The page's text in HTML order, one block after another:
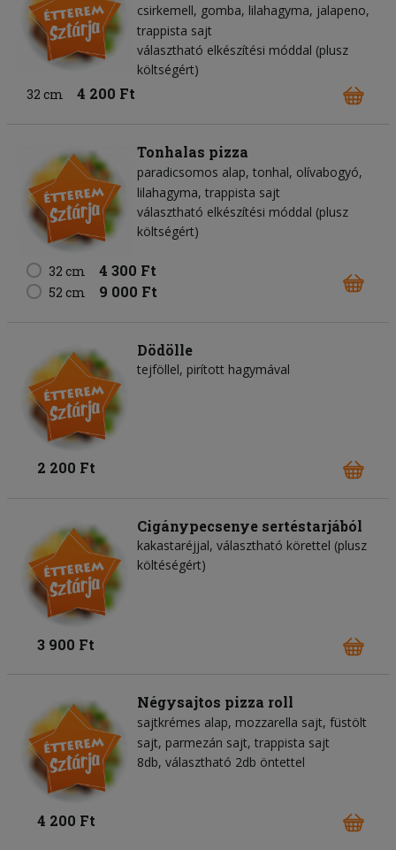
csirkemell gomba lilahagyma jalapeno
trappista sajt
választható elkészítési móddal (plusz
költségért)
32 cm
4 200 Ft
Tonhalas pizza
paradicsomos alap tonhal olívabogyó
lilahagyma trappista sajt
választható elkészítési móddal (plusz
költségért)
32 cm 4 300 Ft
52 cm 9 000 Ft
Dödölle
tejföllel, pirított hagymával
2 200 Ft
Cigánypecsenye sertéstarjából
kakastaréjjal, választható körettel (plusz
költéségért)
3 900 Ft
Négysajtos pizza roll
sajtkrémes alap mozzarella sajt füstölt
sajt parmezán sajt trappista sajt
8db, választható 2db öntettel
4 200 Ft